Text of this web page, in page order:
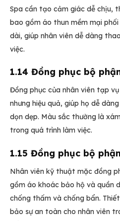
Spa cần tạo cảm giác dễ chịu,
bao gồm áo thun mềm mại
dài, giúp nhân viên dễ dàng
việc.
1.14 Đồng phục bộ
Đồng phục của nhân viên tạp
nhưng hiệu quả, giúp họ dễ
dọn dẹp. Màu sắc thường là
trong quá trình làm việc.
1.15 Đồng phục bộ
Nhân viên kỹ thuật mặc đồng
gồm áo khoác bảo hộ và quần
chống thấm và chống bẩn.
bảo sự an toàn cho nhân viên